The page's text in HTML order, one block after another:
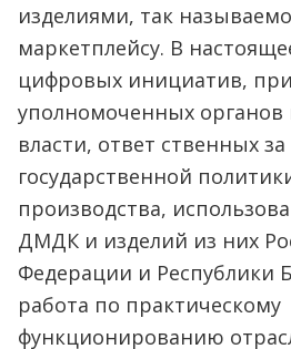
изделиями, так
маркетплейсу. В
цифровых инициатив,
уполномоченных органов
власти, ответ ственных
государственной
производства,
ДМДК и изделий из них
Федерации и Республики
работа по практическому
функционированию